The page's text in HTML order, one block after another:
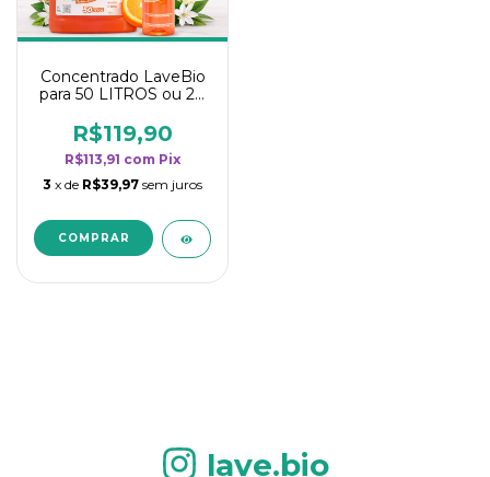
Concentrado LaveBio
para 50 LITROS ou 20
rendimento da
categoria - Flor de
Laranjeira
R$119,90
R$113,91 com Pix
3 x de R$39,97 sem juros
lave.bio